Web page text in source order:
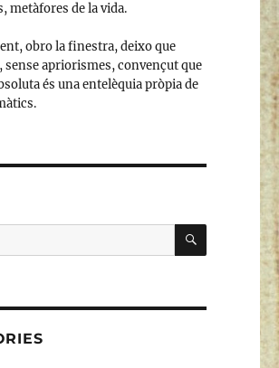
metàfores de la vida.
obro la finestra, deixo que
sense apriorismes, convençut que
és una entelèquia pròpia de
CERCA